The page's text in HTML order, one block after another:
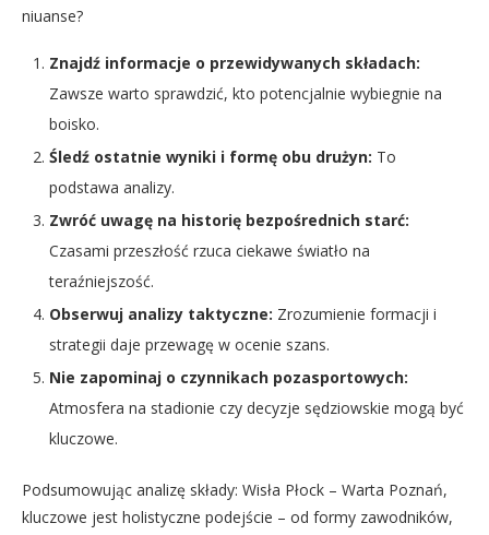
niuanse?
Znajdź informacje o przewidywanych składach:
Zawsze warto sprawdzić, kto potencjalnie wybiegnie na
boisko.
Śledź ostatnie wyniki i formę obu drużyn: To
podstawa analizy.
Zwróć uwagę na historię bezpośrednich starć:
Czasami przeszłość rzuca ciekawe światło na
teraźniejszość.
Obserwuj analizy taktyczne: Zrozumienie formacji i
strategii daje przewagę w ocenie szans.
Nie zapominaj o czynnikach pozasportowych:
Atmosfera na stadionie czy decyzje sędziowskie mogą być
kluczowe.
Podsumowując analizę składy: Wisła Płock – Warta Poznań,
kluczowe jest holistyczne podejście – od formy zawodników,